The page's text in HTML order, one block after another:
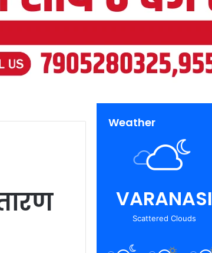
Weather
VARANASI
Scattered Clouds